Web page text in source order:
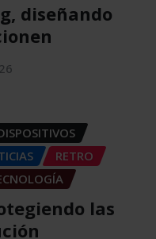
diseñando
RETRO
las